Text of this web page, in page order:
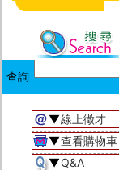
▼線上徵才
▼查看購物車
▼Q&A